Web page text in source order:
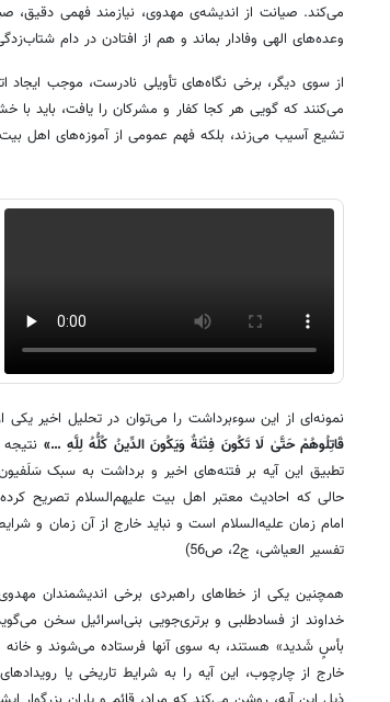
می‌کند. صیانت از اندیشه‌ی مهدوی، نیازمند فهمی دقیق،
وعده‌های الهی وفادار بماند و هم از افتادن در دام
از سوی دیگر، برخی نگاه‌های تأویلی نادرست، موجب
می‌کنند که گویی هر کجا کفار و مشرکان را یافت، باید با
تشیع آسیب می‌زند، بلکه فهم عمومی از آموزه‌های اهل
نمونه‌ای از این سوءبرداشت را می‌توان در تحلیل اخیر
قَاتِلُوهُمْ حَتَّیٰ لَا تَکُونَ فِتْنَةٌ وَیَکُونَ الدِّینُ کُلُّهُ لِلَّهِ …»
تطبیق این آیه بر فتنه‌های اخیر و برداشت به سبک
حالی که احادیث معتبر اهل بیت علیهم‌السلام تصریح
تفسیر العیاشی، ج2، ص56)
همچنین یکی از خطاهای راهبردی برخی اندیشمندان
خداوند از فسادطلبی و برتری‌جویی بنی‌اسرائیل سخن
بأسٍ شَدید» هستند، به سوی آنها فرستاده می‌شوند و خانه
خارج از چارچوب، این آیه را به شرایط تاریخی یا